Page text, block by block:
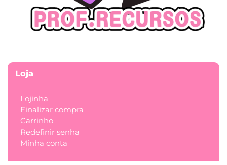
Loja
Lojinha
Finalizar compra
Carrinho
Redefinir senha
Minha conta